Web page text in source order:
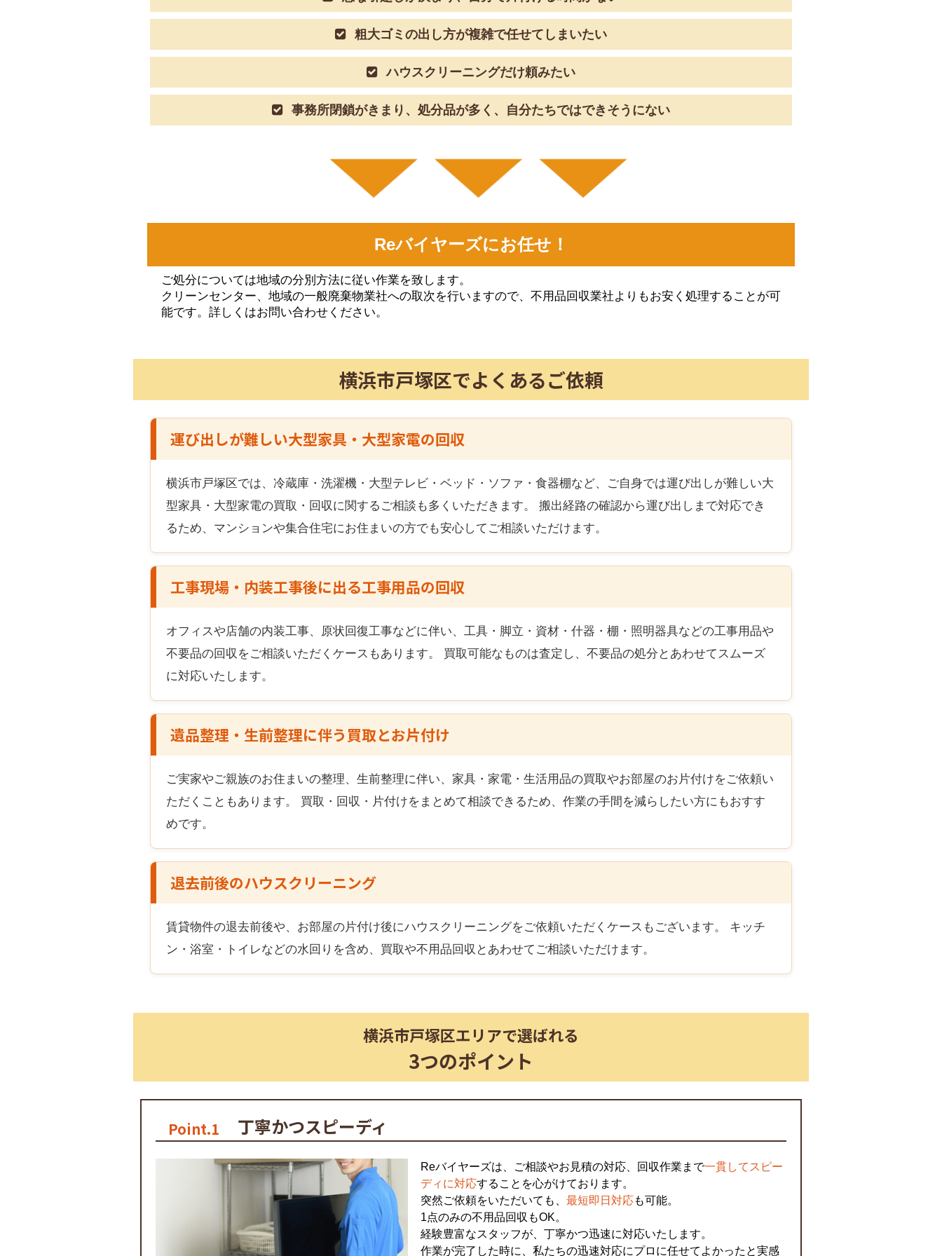
粗大ゴミの出し方が複雑で任せてしまいたい
ハウスクリーニングだけ頼みたい
事務所閉鎖がきまり、処分品が多く、自分たちではできそうにない
Reバイヤーズにお任せ！
ご処分については地域の分別⽅法に従い作業を致します。
クリーンセンター、地域の⼀般廃棄物業社への取次を⾏いますので、不⽤品回収業社よりもお安く処理することが可
能です。詳しくはお問い合わせください。
横浜市戸塚区でよくあるご依頼
運び出しが難しい大型家具・大型家電の回収
横浜市戸塚区 では、冷蔵庫・洗濯機・大型テレビ・ベッド・ソファ・食器棚など、ご自身では運び出しが難しい大
型家具・大型家電の買取・回収に関するご相談も多くいただきます。 搬出経路の確認から運び出しまで対応でき
るため、マンションや集合住宅にお住まいの方でも安心してご相談いただけます。
工事現場・内装工事後に出る工事用品の回収
オフィスや店舗の内装工事、原状回復工事などに伴い、工具・脚立・資材・什器・棚・照明器具などの工事用品や
不要品の回収をご相談いただくケースもあります。 買取可能なものは査定し、不要品の処分とあわせてスムーズ
に対応いたします。
遺品整理・生前整理に伴う買取とお片付け
ご実家やご親族のお住まいの整理、生前整理に伴い、家具・家電・生活用品の買取やお部屋のお片付けをご依頼い
ただくこともあります。 買取・回収・片付けをまとめて相談できるため、作業の手間を減らしたい方にもおすす
めです。
退去前後のハウスクリーニング
賃貸物件の退去前後や、お部屋の片付け後にハウスクリーニングをご依頼いただくケースもございます。 キッチ
ン・浴室・トイレなどの水回りを含め、買取や不用品回収とあわせてご相談いただけます。
横浜市戸塚区エリアで選ばれる
3つのポイント
Point.1 丁寧かつスピーディ
Reバイヤーズは、ご相談やお見積の対応、回収作業まで一貫してスピー
ディに対応することを心がけております。
突然ご依頼をいただいても、 最短即日対応も可能。
1点のみの不用品回収もOK。
経験豊富なスタッフが、丁寧かつ迅速に対応いたします。
作業が完了した時に、私たちの迅速対応にプロに任せてよかったと実感